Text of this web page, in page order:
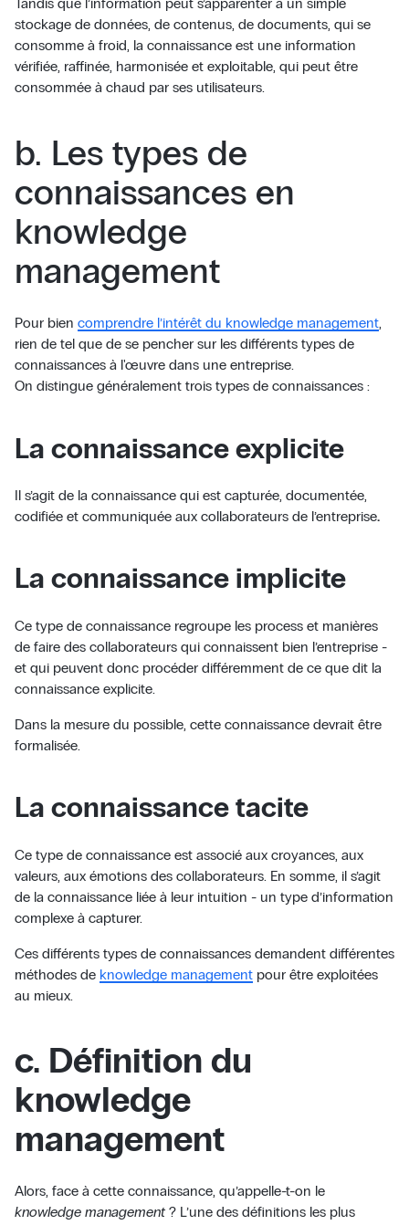
stockage de données, de contenus, de documents, qui se
consomme à froid, la connaissance est une information
vérifiée, raffinée, harmonisée et exploitable, qui peut être
consommée à chaud par ses utilisateurs.
b. Les types de
connaissances en
knowledge
management
Pour bien comprendre l’intérêt du knowledge management,
rien de tel que de se pencher sur les différents types de
connaissances à l'œuvre dans une entreprise.
On distingue généralement trois types de connaissances :
La connaissance explicite
Il s’agit de la connaissance qui est capturée, documentée,
codifiée et communiquée aux collaborateurs de l’entreprise.
La connaissance implicite
Ce type de connaissance regroupe les process et manières
de faire des collaborateurs qui connaissent bien l’entreprise -
et qui peuvent donc procéder différemment de ce que dit la
connaissance explicite.
Dans la mesure du possible, cette connaissance devrait être
formalisée.
La connaissance tacite
Ce type de connaissance est associé aux croyances, aux
valeurs, aux émotions des collaborateurs. En somme, il s’agit
de la connaissance liée à leur intuition - un type d’information
complexe à capturer.
Ces différents types de connaissances demandent différentes
méthodes de knowledge managementpour être exploitées
au mieux.
c. Définition du
knowledge
management
Alors, face à cette connaissance, qu’appelle-t-on le
knowledge management? L’une des définitions les plus